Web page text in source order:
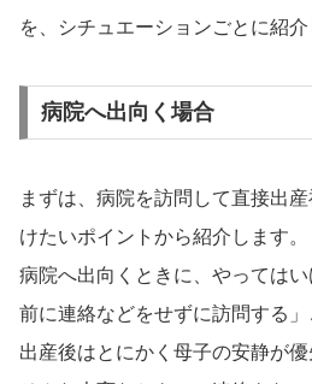
を、シチュエーションごとに紹介
病院へ出向く場合
まずは、病院を訪問して直接出
けたいポイントから紹介します。
病院へ出向くときに、やっては
前に連絡などをせずに訪問する」
出産後はとにかく母子の安静が優